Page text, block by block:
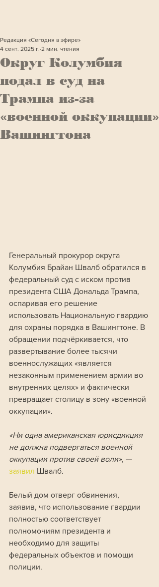
Округ Колумбия
подал в суд на
Трампа из-за
«военной оккупации»
Вашингтона
Редакция «Сегодня в эфире»
4 сент. 2025 г. 2 мин. чтения
Генеральный прокурор округа
Колумбия Брайан Швалб обратился в
федеральный суд с иском против
президента США Дональда Трампа,
оспаривая его решение
использовать Национальную гвардию
для охраны порядка в Вашингтоне. В
обращении подчёркивается, что
развертывание более тысячи
военнослужащих «является
незаконным применением армии во
внутренних целях» и фактически
превращает столицу в зону «военной
оккупации».
«Ни одна американская юрисдикция
не должна подвергаться военной
оккупации против своей воли», —
заявил Швалб.
Белый дом отверг обвинения,
заявив, что использование гвардии
полностью соответствует
полномочиям президента и
необходимо для защиты
федеральных объектов и помощи
полиции.